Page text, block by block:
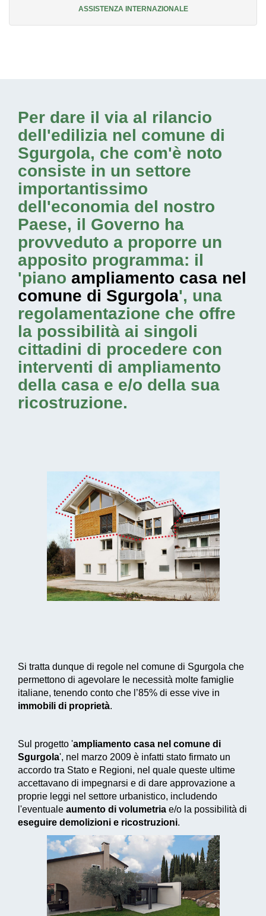
ASSISTENZA INTERNAZIONALE
Per dare il via al rilancio
dell'edilizia nel comune di
Sgurgola, che com'è noto
consiste in un settore
importantissimo
dell'economia del nostro
Paese, il Governo ha
provveduto a proporre un
apposito programma: il
'piano ampliamento casa nel
comune di Sgurgola', una
regolamentazione che offre
la possibilità ai singoli
cittadini di procedere con
interventi di ampliamento
della casa e e/o della sua
ricostruzione.
Si tratta dunque di regole nel comune di Sgurgola che
permettono di agevolare le necessità molte famiglie
italiane, tenendo conto che l’85% di esse vive in
immobili di proprietà.
Sul progetto 'ampliamento casa nel comune di
Sgurgola', nel marzo 2009 è infatti stato firmato un
accordo tra Stato e Regioni, nel quale queste ultime
accettavano di impegnarsi e di dare approvazione a
proprie leggi nel settore urbanistico, includendo
l'eventuale aumento di volumetria e/o la possibilità di
eseguire demolizioni e ricostruzioni.